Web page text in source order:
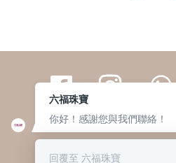
繁體 | 簡体
© 六福集團 版權所有 不得轉載
六福珠寶
你好！感謝您與我們聯絡！
回覆至 六福珠寶